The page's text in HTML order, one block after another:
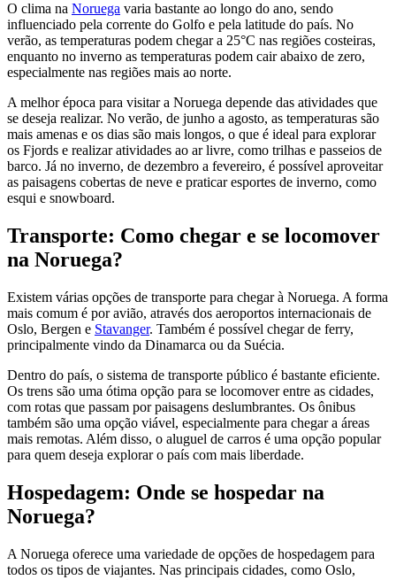
O clima na Noruega varia bastante ao longo do ano, sendo
influenciado pela corrente do Golfo e pela latitude do país. No
verão, as temperaturas podem chegar a 25°C nas regiões costeiras,
enquanto no inverno as temperaturas podem cair abaixo de zero,
especialmente nas regiões mais ao norte.
A melhor época para visitar a Noruega depende das atividades que
se deseja realizar. No verão, de junho a agosto, as temperaturas são
mais amenas e os dias são mais longos, o que é ideal para explorar
os Fjords e realizar atividades ao ar livre, como trilhas e passeios de
barco. Já no inverno, de dezembro a fevereiro, é possível aproveitar
as paisagens cobertas de neve e praticar esportes de inverno, como
esqui e snowboard.
Transporte: Como chegar e se locomover
na Noruega?
Existem várias opções de transporte para chegar à Noruega. A forma
mais comum é por avião, através dos aeroportos internacionais de
Oslo, Bergen e Stavanger. Também é possível chegar de ferry,
principalmente vindo da Dinamarca ou da Suécia.
Dentro do país, o sistema de transporte público é bastante eficiente.
Os trens são uma ótima opção para se locomover entre as cidades,
com rotas que passam por paisagens deslumbrantes. Os ônibus
também são uma opção viável, especialmente para chegar a áreas
mais remotas. Além disso, o aluguel de carros é uma opção popular
para quem deseja explorar o país com mais liberdade.
Hospedagem: Onde se hospedar na
Noruega?
A Noruega oferece uma variedade de opções de hospedagem para
todos os tipos de viajantes. Nas principais cidades, como Oslo,